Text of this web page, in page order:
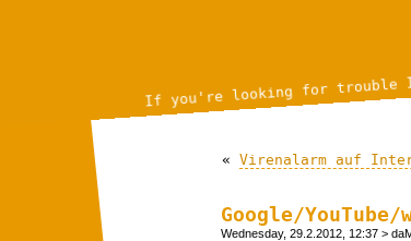
If you're looking for trouble
« Virenalarm auf
Google/
Wednesday, 29.2.2012, 12:37 >